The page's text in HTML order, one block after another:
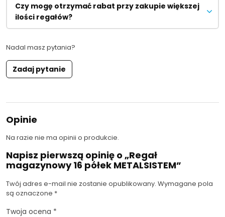
Czy mogę otrzymać rabat przy zakupie większej
ilości regałów?
Nadal masz pytania?
Zadaj pytanie
Opinie
Na razie nie ma opinii o produkcie.
Napisz pierwszą opinię o „Regał
magazynowy 16 półek METALSISTEM”
Twój adres e-mail nie zostanie opublikowany. Wymagane pola
są oznaczone *
Twoja ocena *